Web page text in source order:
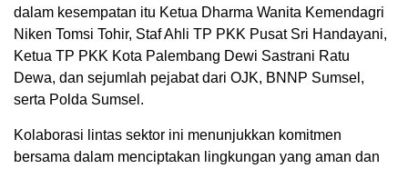
dalam kesempatan itu Ketua Dharma Wanita Kemendagri
Niken Tomsi Tohir, Staf Ahli TP PKK Pusat Sri Handayani,
Ketua TP PKK Kota Palembang Dewi Sastrani Ratu
Dewa, dan sejumlah pejabat dari OJK, BNNP Sumsel,
serta Polda Sumsel.
Kolaborasi lintas sektor ini menunjukkan komitmen
bersama dalam menciptakan lingkungan yang aman dan